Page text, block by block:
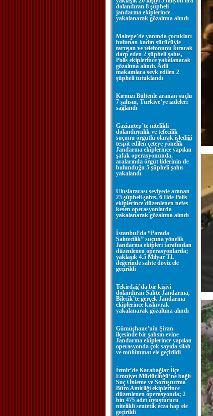
dolandıran 8 şüpheli
jandarma ekiplerince
yakalanarak gözaltına alındı
Maltepe’de yanında çocukları
bulunan kadın sürücüyle
tartışan ve telefonunu kırarak
darp eden 2 şüpheli şahıs,
Polis ekiplerince yakalanarak
gözaltına alındı. Adli
makamlara sevk edilen 2
şüpheli tutuklandı
Kırmızı Bültenle aranan suçlu
7 şahsın, Türkiye’ye iadeleri
sağlandı
Gaziantep’te nitelikli
dolandırıcılık ve tefecilik
suçunu örgütlü olarak işlediği
tespit edilen çeteye yönelik
Jandarma ekiplerince yapılan
şafak operasyonunda,
aralarında örgüt liderinin de
bulunduğu 5 şüpheli şahıs
yakalandı
Uluslararası seviyede aranan
23 şüpheli şahıs, 6 İlde Polis
ekiplerince düzenlenen nefes
kesen operasyonlarda
yakalanarak gözaltına alındı
İstanbul’da “Parada
Sahtecilik” suçuna yönelik
Jandarma ekipleri tarafından
düzenlenen operasyonlarda;
yaklaşık 4.5 Milyar TL
değerinde sahte döviz ele
geçirildi
Tekirdağ’da bir kişiyi
dolandıran Sahte Jandarma,
Bilecik’te gerçek Jandarma
ekiplerince kıskıvrak
yakalanarak gözaltına alındı
Gümüşhane’nin Şiran
ilçesinde bir şahsın evine
Jandarma ekiplerince yapılan
operasyonda çok sayıda silah
ve mühimmat ele geçirildi
İzmir’de Karabağlar İlçe
Emniyet Müdürlüğü’ne bağlı
Suç Önleme ve Soruşturma
Büro Amirliği ekiplerince
düzenlenen operasyonda; 2
bin 475 adet uyuşturucu
nitelikli sentetik ecza hap ele
geçirildi